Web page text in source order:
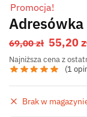
Promocja!
69,00zł 55,20
Najniższa cena z
(1
Brak w